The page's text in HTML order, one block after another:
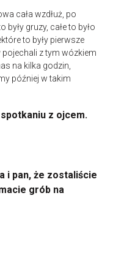
cała wzdłuż, po
gruzy, całe to było
to były pierwsze
pojechali z tym wózkiem
na kilka godzin,
później w takim
z ojcem.
i pan, że zostaliście
grób na